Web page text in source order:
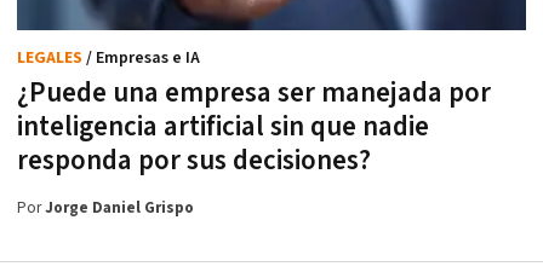
¿Puede una empresa ser manejada por
inteligencia artificial sin que nadie
responda por sus decisiones?
LEGALES / Empresas e IA
PorJorge Daniel Grispo